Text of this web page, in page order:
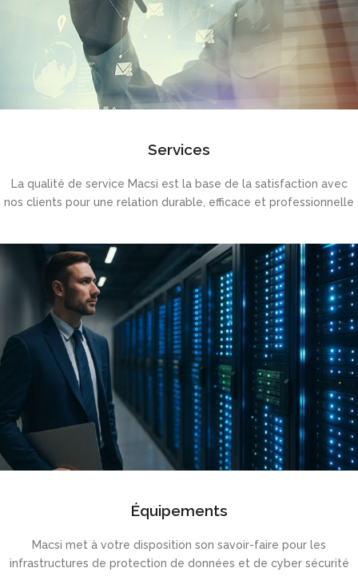
Services
La qualité de service Macsi est la base de la satisfaction avec
nos clients pour une relation durable, efficace et professionnelle
Équipements
Macsi met à votre disposition son savoir-faire pour les
infrastructures de protection de données et de cyber sécurité